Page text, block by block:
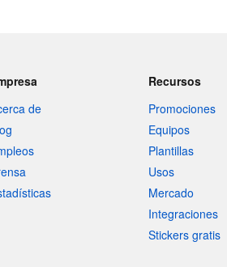
de
Recursos
Promociones
Equipos
Plantillas
Usos
Mercado
Integraciones
Stickers gratis